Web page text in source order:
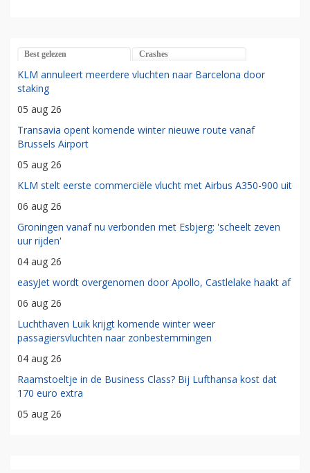
Best gelezen Crashes
KLM annuleert meerdere vluchten naar Barcelona door
staking
05 aug 26
Transavia opent komende winter nieuwe route vanaf
Brussels Airport
05 aug 26
KLM stelt eerste commerciële vlucht met Airbus A350-900 uit
06 aug 26
Groningen vanaf nu verbonden met Esbjerg: 'scheelt zeven
uur rijden'
04 aug 26
easyJet wordt overgenomen door Apollo, Castlelake haakt af
06 aug 26
Luchthaven Luik krijgt komende winter weer
passagiersvluchten naar zonbestemmingen
04 aug 26
Raamstoeltje in de Business Class? Bij Lufthansa kost dat
170 euro extra
05 aug 26